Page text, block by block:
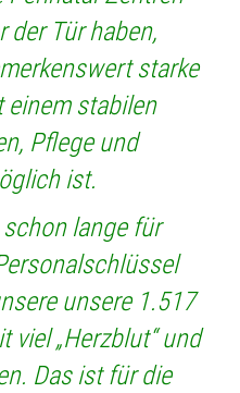
der Tür haben,
starke
einem stabilen
Pflege und
ist.
lange für
unsere 1.517
viel „Herzblut“ und
Das ist für die